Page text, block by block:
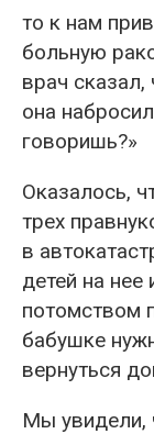
то к нам
больную
врач сказал,
она
говоришь?»
Оказалось,
трех
в
детей на нее
потомством
бабушке
вернуться
Мы увидели,